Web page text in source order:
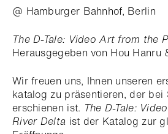
@ Hamburger Bahnhof, Berlin
The D-Tale: Video Art from the
Herausgegeben von Hou Hanru
Wir freuen uns, Ihnen unseren
katalog zu präsentieren, der bei
erschienen ist. The D-Tale:
River Delta ist der Katalog zur